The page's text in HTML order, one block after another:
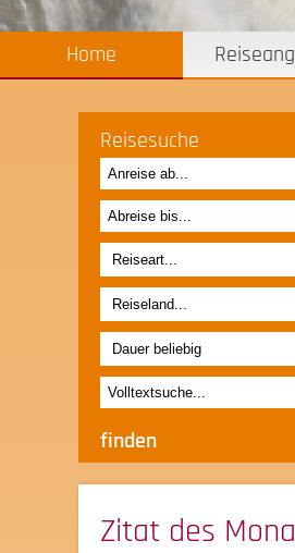
Home
Reisesuche
Zitat des